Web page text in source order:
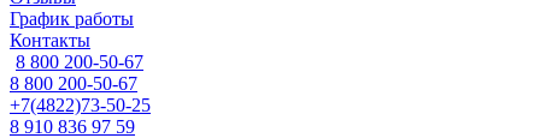
График работы
Контакты
8 800 200-50-67
8 800 200-50-67
+7(4822)73-50-25
8 910 836 97 59